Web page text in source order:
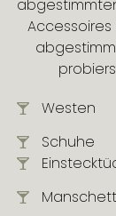
Westen
Schuhe